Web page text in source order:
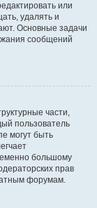
или
удалять и
Основные задачи
сообщений
части,
пользователь
могут быть
большому
прав
форумам.